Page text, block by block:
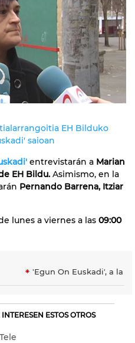
EH Bilduko
saioan
entrevistarán a Marian
EH Bildu. Asimismo, en la
Pernando Barrena, Itziar
lunes a viernes a las 09:00
'Egun On Euskadi', a la
ESTOS OTROS